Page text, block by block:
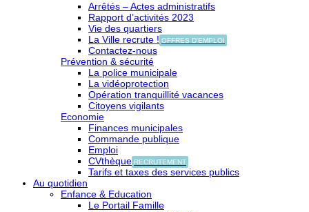
Arrêtés – Actes administratifs
Rapport d’activités 2023
Vie des quartiers
La Ville recrute ! OFFRES D'EMPLOI
Contactez-nous
Prévention & sécurité
La police municipale
La vidéoprotection
Opération tranquillité vacances
Citoyens vigilants
Economie
Finances municipales
Commande publique
Emploi
CVthèque RECRUTEMENT
Tarifs et taxes des services publics
Au quotidien
Enfance & Education
Le Portail Famille